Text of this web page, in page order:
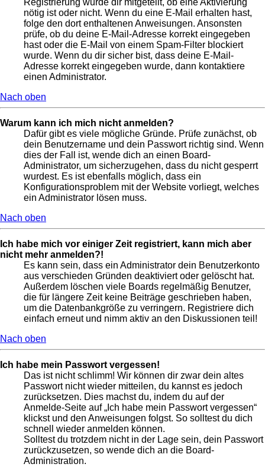
Registrierung wurde dir mitgeteilt, ob eine Aktivierung
nötig ist oder nicht. Wenn du eine E-Mail erhalten hast,
folge den dort enthaltenen Anweisungen. Ansonsten
prüfe, ob du deine E-Mail-Adresse korrekt eingegeben
hast oder die E-Mail von einem Spam-Filter blockiert
wurde. Wenn du dir sicher bist, dass deine E-Mail-
Adresse korrekt eingegeben wurde, dann kontaktiere
einen Administrator.
Nach oben
Warum kann ich mich nicht anmelden?
Dafür gibt es viele mögliche Gründe. Prüfe zunächst, ob
dein Benutzername und dein Passwort richtig sind. Wenn
dies der Fall ist, wende dich an einen Board-
Administrator, um sicherzugehen, dass du nicht gesperrt
wurdest. Es ist ebenfalls möglich, dass ein
Konfigurationsproblem mit der Website vorliegt, welches
ein Administrator lösen muss.
Nach oben
Ich habe mich vor einiger Zeit registriert, kann mich aber
nicht mehr anmelden?!
Es kann sein, dass ein Administrator dein Benutzerkonto
aus verschieden Gründen deaktiviert oder gelöscht hat.
Außerdem löschen viele Boards regelmäßig Benutzer,
die für längere Zeit keine Beiträge geschrieben haben,
um die Datenbankgröße zu verringern. Registriere dich
einfach erneut und nimm aktiv an den Diskussionen teil!
Nach oben
Ich habe mein Passwort vergessen!
Das ist nicht schlimm! Wir können dir zwar dein altes
Passwort nicht wieder mitteilen, du kannst es jedoch
zurücksetzen. Dies machst du, indem du auf der
Anmelde-Seite auf „Ich habe mein Passwort vergessen“
klickst und den Anweisungen folgst. So solltest du dich
schnell wieder anmelden können.
Solltest du trotzdem nicht in der Lage sein, dein Passwort
zurückzusetzen, so wende dich an die Board-
Administration.